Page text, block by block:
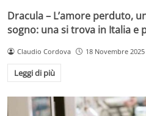
Dracula – L’amore perduto,
sogno: una si trova in Italia e
Claudio Cordova 18 Novembre 2025
Leggi di più